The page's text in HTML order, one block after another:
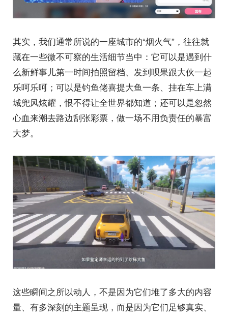
其实，我们通常所说的一座城市的“烟火气”，往往就
藏在一些微不可察的生活细节当中：它可以是遇到什
么新鲜事儿第一时间拍照留档、发到呗果跟大伙一起
乐呵乐呵；可以是钓鱼佬喜提大鱼一条、挂在车上满
城兜风炫耀，恨不得让全世界都知道；还可以是忽然
心血来潮去路边刮张彩票，做一场不用负责任的暴富
大梦。
这些瞬间之所以动人，不是因为它们堆了多大的内容
量、有多深刻的主题呈现，而是因为它们足够真实、